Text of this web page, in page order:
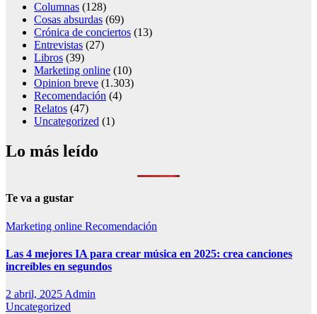
Columnas (128)
Cosas absurdas (69)
Crónica de conciertos (13)
Entrevistas (27)
Libros (39)
Marketing online (10)
Opinion breve (1.303)
Recomendación (4)
Relatos (47)
Uncategorized (1)
Lo más leído
Te va a gustar
Marketing online Recomendación
Las 4 mejores IA para crear música en 2025: crea canciones
increíbles en segundos
2 abril, 2025 Admin
Uncategorized